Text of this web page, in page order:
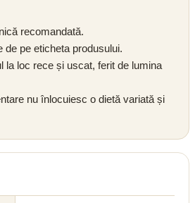
recomandată.
de pe eticheta produsului.
la loc rece și uscat, ferit de lumina
nu înlocuiesc o dietă variată și